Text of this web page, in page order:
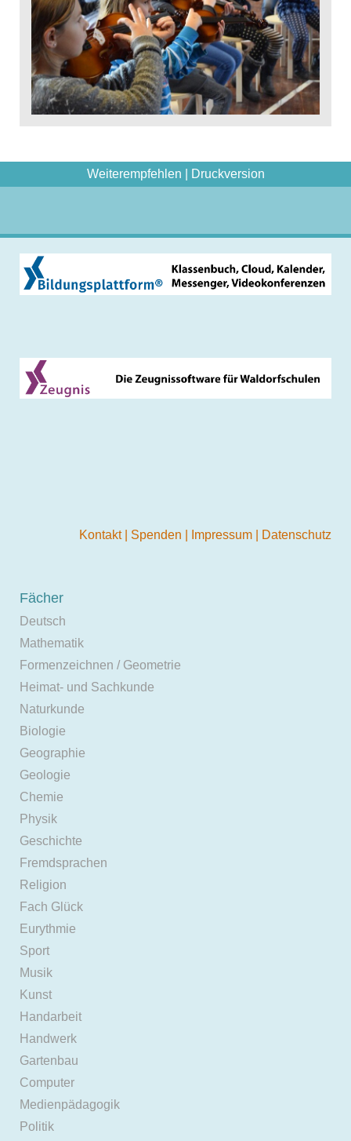
Weiterempfehlen Druckversion
Kontakt Spenden Impressum Datenschutz
Fächer
Deutsch
Mathematik
Formenzeichnen / Geometrie
Heimat- und Sachkunde
Naturkunde
Biologie
Geographie
Geologie
Chemie
Physik
Geschichte
Fremdsprachen
Religion
Fach Glück
Eurythmie
Sport
Musik
Kunst
Handarbeit
Handwerk
Gartenbau
Computer
Medienpädagogik
Politik